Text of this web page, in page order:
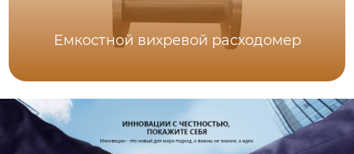
Емкостной вихревой расходомер